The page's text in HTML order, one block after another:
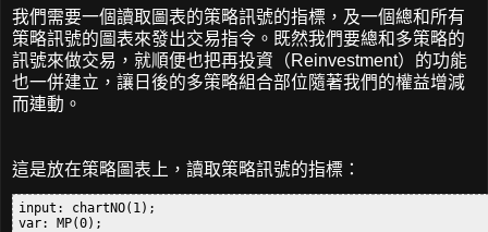
我們需要一個讀取圖表的策略訊號的指標，及一個總和所有
策略訊號的圖表來發出交易指令。既然我們要總和多策略的
訊號來做交易，就順便也把再投資（Reinvestment）的功能
也一併建立，讓日後的多策略組合部位隨著我們的權益增減
而連動。
這是放在策略圖表上，讀取策略訊號的指標：
input: chartNO(1);
var: MP(0);